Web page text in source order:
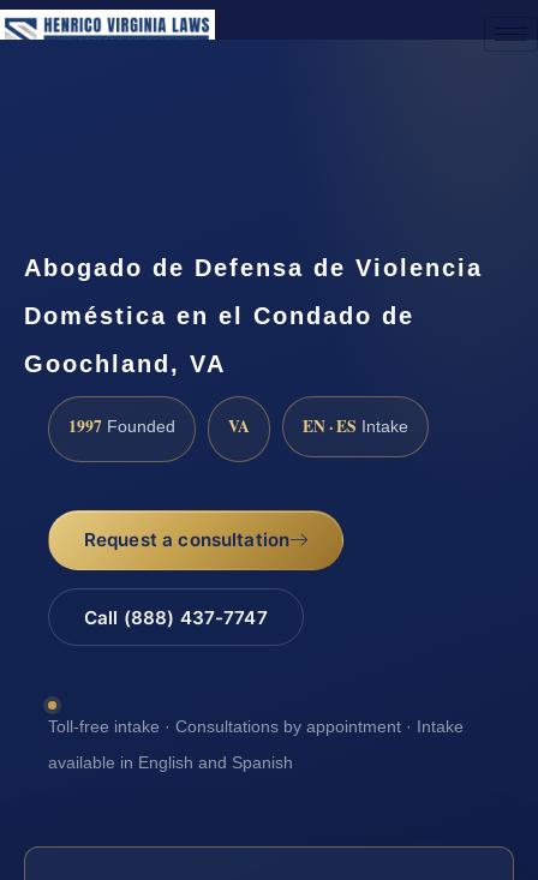
Abogado de Defensa de Violencia
Doméstica en el Condado de
Goochland, VA
1997 Founded VA EN · ES Intake
Request a consultation
Call (888) 437-7747
Toll-free intake · Consultations by appointment · Intake
available in English and Spanish